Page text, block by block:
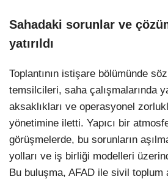
Sahadaki sorunlar ve
yatırıldı
Toplantının istişare bölümünde
temsilcileri, saha çalışmalarında
aksaklıkları ve operasyonel
yönetimine iletti. Yapıcı bir
görüşmelerde, bu sorunların
yolları ve iş birliği modelleri
Bu buluşma, AFAD ile sivil toplum